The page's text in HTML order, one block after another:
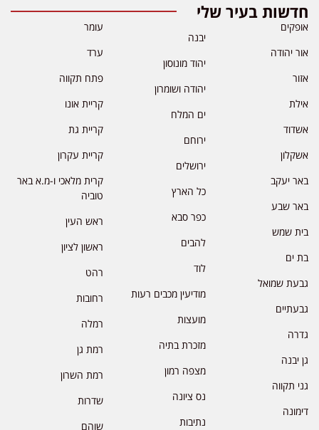
חדשות בעיר שלי
אופקים
אור יהודה
אזור
אילת
אשדוד
אשקלון
באר יעקב
באר שבע
בית שמש
בת ים
גבעת שמואל
גבעתיים
גדרה
גן יבנה
גני תקווה
דימונה
יבנה
יהוד מונוסון
יהודה ושומרון
ים המלח
ירוחם
ירושלים
כל הארץ
כפר סבא
להבים
לוד
מודיעין מכבים רעות
מועצות
מזכרת בתיה
מצפה רמון
נס ציונה
נתיבות
עומר
ערד
פתח תקווה
קריית אונו
קריית גת
קריית עקרון
קרית מלאכי ו-מ.א באר
טוביה
ראש העין
ראשון לציון
רהט
רחובות
רמלה
רמת גן
רמת השרון
שדרות
שוהם